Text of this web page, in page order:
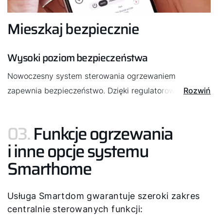
„Alexa, włącz lekką wentylację” sprawdzą się
jest jeszcze dostępna na polskim rynku.
Mieszkaj bezpiecznie
Wysoki poziom bezpieczeństwa
Nowoczesny system sterowania ogrzewaniem
zapewnia bezpieczeństwo. Dzięki regulatorowi
z odpowiednim wyprzedzeniem komunikaty o usterce
i ostrzeżenia.
Rozwiń
03.Funkcje ogrzewania
i inne opcje systemu
Smarthome
Usługa Smartdom gwarantuje szeroki zakres
centralnie sterowanych funkcji: